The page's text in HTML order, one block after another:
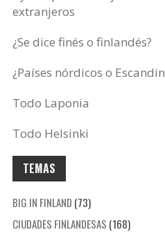
extranjeros
¿Se dice finés o finlandés?
¿Países nórdicos o
Todo Laponia
Todo Helsinki
TEMAS
BIG IN FINLAND (73)
CIUDADES FINLANDESAS (168)